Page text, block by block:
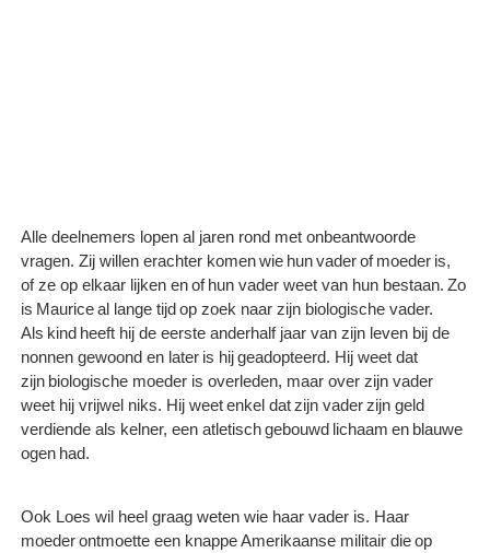
Alle deelnemers lopen al jaren rond met onbeantwoorde
vragen. Zij willen erachter komen wie hun vader of moeder is,
of ze op elkaar lijken en of hun vader weet van hun bestaan. Zo
is Maurice al lange tijd op zoek naar zijn biologische vader.
Als kind heeft hij de eerste anderhalf jaar van zijn leven bij de
nonnen gewoond en later is hij geadopteerd. Hij weet dat
zijn biologische moeder is overleden, maar over zijn vader
weet hij vrijwel niks. Hij weet enkel dat zijn vader zijn geld
verdiende als kelner, een atletisch gebouwd lichaam en blauwe
ogen had.
Ook Loes wil heel graag weten wie haar vader is. Haar
moeder ontmoette een knappe Amerikaanse militair die op